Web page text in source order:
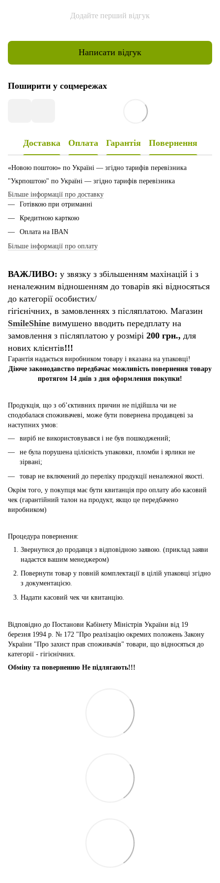
Додайте перший відгук
Написати відгук
Поширити у соцмережах
Доставка Оплата Гарантія Повернення
«Новою поштою» по Україні — згідно тарифів перевізника
"Укрпоштою" по Україні — згідно тарифів перевізника
Більше інформації про доставку
Готівкою при отриманні
Кредитною карткою
Оплата на IBAN
Більше інформації про оплату
ВАЖЛИВО: у звязку з збільшенням махінацій і з
неналежним відношенням до товарів які відносяться
до категорії особистих/
гігієнічних, в замовленнях з післяплатою. Магазин
SmileShine вимушено вводить передплату на
замовлення з післяплатою у розмірі 200 грн., для
нових клієнтів!!!
Гарантія надається виробником товару і вказана на упаковці!
Діюче законодавство передбачає можливість повернення товару
протягом 14 днів з дня оформлення покупки!
Продукція, що з об’єктивних причин не підійшла чи не
сподобалася споживачеві, може бути повернена продавцеві за
наступних умов:
виріб не використовувався і не був пошкоджений;
не була порушена цілісність упаковки, пломби і ярлики не
зірвані;
товар не включений до переліку продукції неналежної якості.
Окрім того, у покупця має бути квитанція про оплату або касовий
чек (гарантійний талон на продукт, якщо це передбачено
виробником)
Процедура повернення:
Звернутися до продавця з відповідною заявою. (приклад заяви
надаєтся вашим менеджером)
Повернути товар у повній комплектації в цілій упаковці згідно
з документацією.
Надати касовий чек чи квитанцію.
Відповідно до Постанови Кабінету Міністрів України від 19
березня 1994 р. № 172 "Про реалізацію окремих положень Закону
України "Про захист прав споживачів" товари, що відносяться до
категорії - гігієнічних.
Обміну та поверненню Не підлягають!!!